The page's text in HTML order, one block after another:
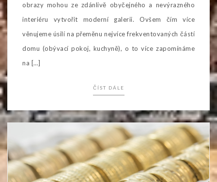
obrazy mohou ze zdánlivě obyčejného a nevýrazného
interiéru vytvořit moderní galerii. Ovšem čím více
věnujeme úsilí na přeměnu nejvíce frekventovaných částí
domu (obývací pokoj, kuchyně), o to více zapomínáme
na […]
ČÍST DÁLE